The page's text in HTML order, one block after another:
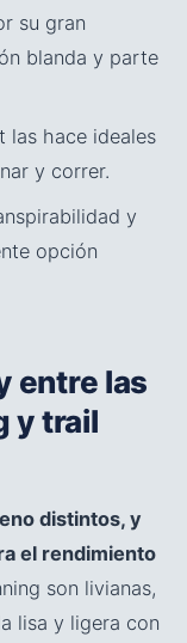
su gran
blanda y parte
las hace ideales
y correr.
y
opción
entre las
y trail
distintos, y
el rendimiento
son livianas,
lisa y ligera con